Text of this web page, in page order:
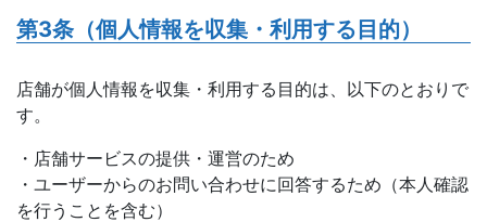
第3条（個人情報を収集・利用する目的）
店舗が個人情報を収集・利用する目的は、以下のとおりで
す。
・店舗サービスの提供・運営のため
・ユーザーからのお問い合わせに回答するため（本人確認
を行うことを含む）